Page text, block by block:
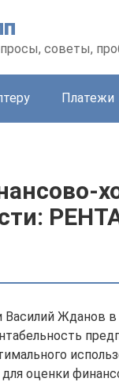
советы,
Платежи
Василий Жданов
оценки